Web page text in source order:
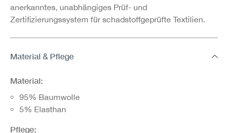
anerkanntes, unabhängiges Prüf- und
Zertifizierungssystem für schadstoffgeprüfte Textilien.
Material & Pflege
Material:
95% Baumwolle
5% Elasthan
Pflege: